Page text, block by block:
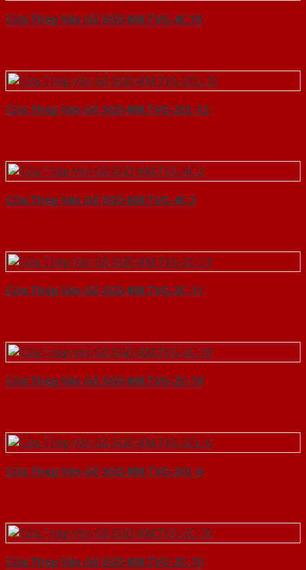
Cửa Thép Vân Gỗ SGD-KM.TVG-4C.18
Cửa Thép Vân Gỗ SGD-KM.TVG-2CL-12
Cửa Thép Vân Gỗ SGD-KM.TVG-4C.2
Cửa Thép Vân Gỗ SGD-KM.TVG-2C-11
Cửa Thép Vân Gỗ SGD-KM.TVG-2C-18
Cửa Thép Vân Gỗ SGD-KM.TVG-2CL-6
Cửa Thép Vân Gỗ SGD-KM.TVG-2C-10